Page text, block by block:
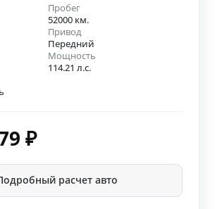
Пробег
52000 км.
Привод
Передний
Мощность
114.21 л.с.
₽
расчет авто